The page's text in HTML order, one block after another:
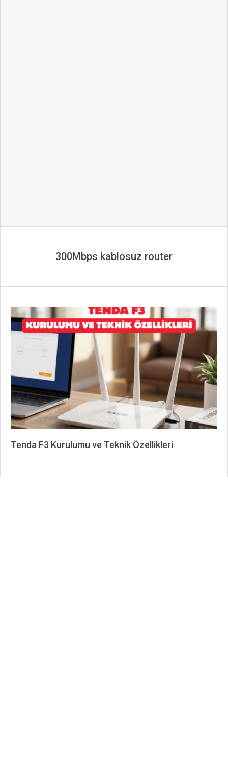
300Mbps kablosuz router
Tenda F3 Kurulumu ve Teknik Özellikleri